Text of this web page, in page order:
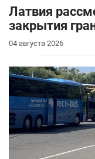
Латвия
закрытия
04 августа 2026